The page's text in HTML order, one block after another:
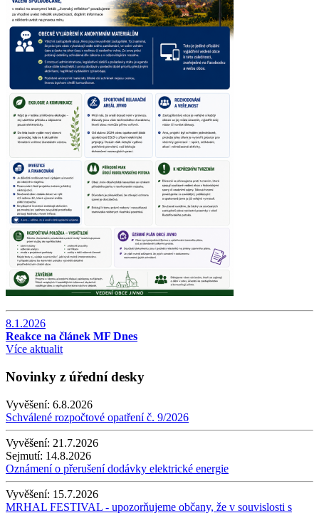
8.1.2026
Reakce na článek MF Dnes
Více aktualit
Novinky z úřední desky
Vyvěšení: 6.8.2026
Schválené rozpočtové opatření č. 9/2026
Vyvěšení: 21.7.2026
Sejmutí: 14.8.2026
Oznámení o přerušení dodávky elektrické energie
Vyvěšení: 15.7.2026
MRHAL FESTIVAL - upozorňujeme občany, že v souvislosti s